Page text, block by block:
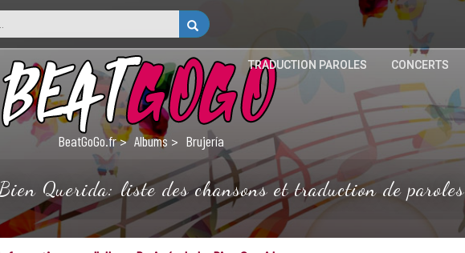
TRADUCTION PAROLES CONCERTS
BeatGoGo.fr Albums Brujería
Querida: liste des chansons et traduction de paroles